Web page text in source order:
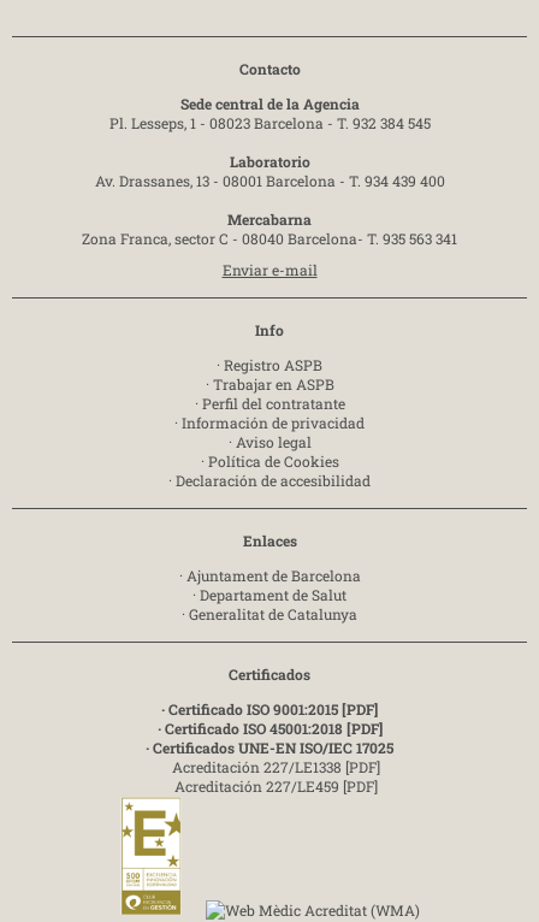
Contacto
Sede central de la Agencia
Pl. Lesseps, 1 - 08023 Barcelona - T. 932 384 545
Laboratorio
Av. Drassanes, 13 - 08001 Barcelona - T. 934 439 400
Mercabarna
Zona Franca, sector C - 08040 Barcelona- T. 935 563 341
Enviar e-mail
Info
· Registro ASPB
· Trabajar en ASPB
· Perfil del contratante
· Información de privacidad
· Aviso legal
· Política de Cookies
· Declaración de accesibilidad
Enlaces
· Ajuntament de Barcelona
· Departament de Salut
· Generalitat de Catalunya
Certificados
· Certificado ISO 9001:2015 [PDF]
· Certificado ISO 45001:2018 [PDF]
· Certificados UNE-EN ISO/IEC 17025
Acreditación 227/LE1338 [PDF]
Acreditación 227/LE459 [PDF]